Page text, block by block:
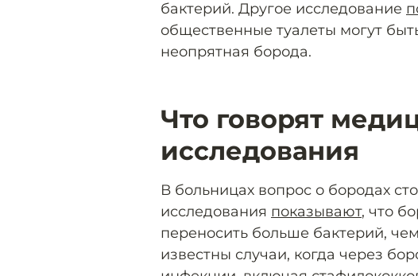
бактерий. Другое исследование
общественные туалеты могут
неопрятная борода.
Что говорят
исследования
В больницах вопрос о бородах
исследования показывают, что
переносить больше бактерий,
известны случаи, когда через